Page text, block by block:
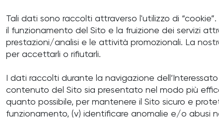
Tali dati sono raccolti attraverso l'utilizzo di
il funzionamento del Sito e la fruizione dei servizi
prestazioni/analisi e le attività promozionali. La
per accettarli o rifiutarli.
I dati raccolti durante la navigazione
contenuto del Sito sia presentato nel modo più
quanto possibile, per mantenere il Sito sicuro e
funzionamento, (v) identificare anomalie e/o abusi